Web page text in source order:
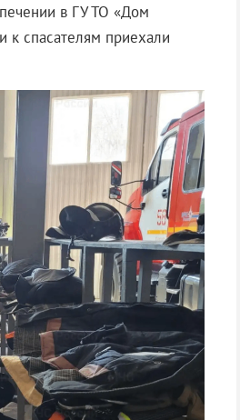
в ГУ ТО «Дом
к спасателям приехали